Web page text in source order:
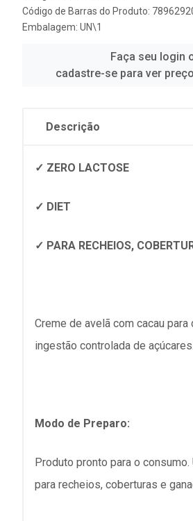
Código de Barras do Produto:
Embalagem: UN\1
Faça seu login
cadastre-se para ver
Descrição
✓ ZERO LACTOSE
✓ DIET
✓ PARA RECHEIOS,
Creme de avelã com cacau para
ingestão controlada de açúcares.
Modo de Preparo:
Produto pronto para o
para recheios, coberturas e